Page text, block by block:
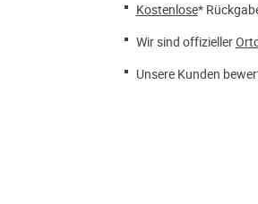
Kostenlose*
Wir sind offizieller
Unsere Kunden